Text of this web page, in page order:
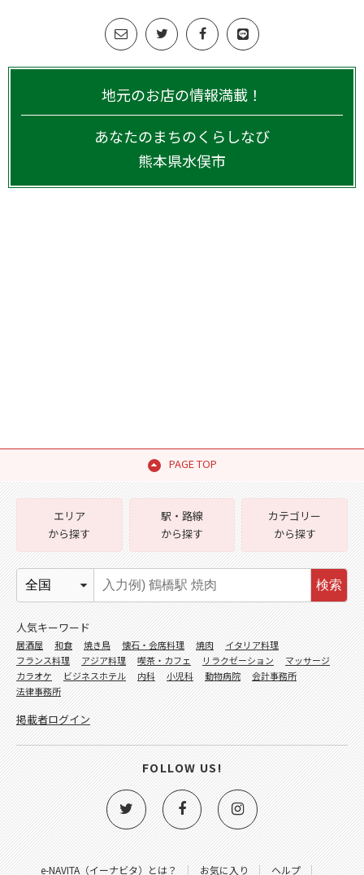
地元のお店の情報満載！
あなたのまちのくらしなび
熊本県水俣市
PAGE TOP
e-NAVITA（イーナビタ）とは？ お気に入り ヘルプ
エリア
から探す
駅・路線
から探す
カテゴリー
から探す
検索
人気キーワード
居酒屋 和食 焼き鳥 懐石・会席料理 焼肉
イタリア料理
フランス料理
アジア料理 喫茶・カフェ リラクゼーション
マッサージ
カラオケ
ビジネスホテル 内科 小児科 動物病院
会計事務所
法律事務所
掲載者ログイン
FOLLOW US!